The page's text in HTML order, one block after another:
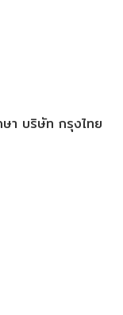
า บริษัท กรุงไทย